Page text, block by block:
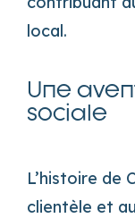
local.
Une
sociale
L’histoire de
clientèle et